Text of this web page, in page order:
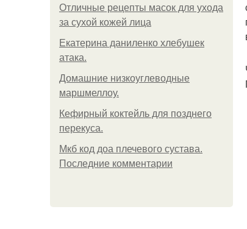
Отличные рецепты масок для ухода
за сухой кожей лица
Екатерина даниленко хлебушек
атака.
Домашние низкоуглеводные
маршмеллоу.
Кефирный коктейль для позднего
перекуса.
Мкб код доа плечевого сустава.
Последние комментарии